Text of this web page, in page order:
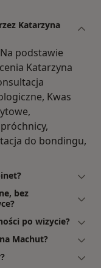
Katarzyna
podstawie
Katarzyna
Kwas
do bondingu,
bez
po wizycie?
Machut?